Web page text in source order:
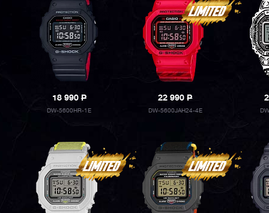
18 990P
DW-5600HR-1E
22 990P
DW-5600JAH24-4E